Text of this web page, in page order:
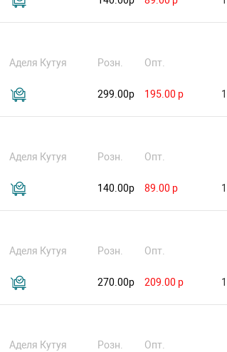
Аделя Кутуя Розн. Опт.
299.00р 195.00 р
Аделя Кутуя Розн. Опт.
140.00р 89.00 р
Аделя Кутуя Розн. Опт.
270.00р 209.00 р
Аделя Кутуя Розн. Опт.